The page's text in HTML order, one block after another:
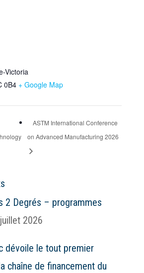
Victoria
0B4 + Google Map
ASTM International Conference
on Advanced Manufacturing 2026
2 Degrés – programmes
2026
dévoile le tout premier
chaîne de financement du